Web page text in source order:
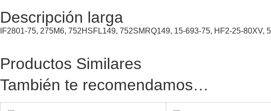
Descripción larga
IF2801-75, 275M6, 752HSFL149, 752SMRQ149, 15-693-75, HF2-25-
Productos Similares
También te recomendamos…